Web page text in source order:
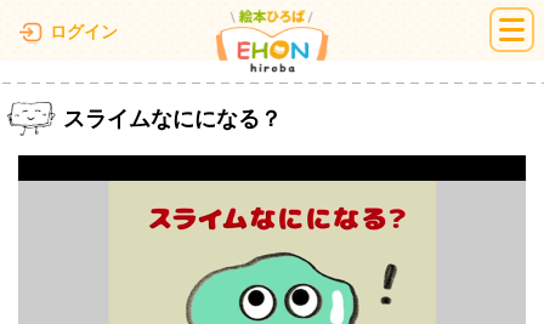
ログイン 絵本ひろば
スライムなにになる？